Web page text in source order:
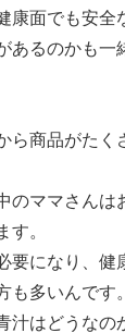
康面でも安全
あるのかも一
ら商品がたく
のママさんは
す。
要になり、健
も多いんです。
汁はどうなの